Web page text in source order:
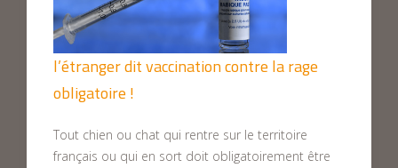
l’étranger dit vaccination contre la rage
obligatoire !
Tout chien ou chat qui rentre sur le territoire
français ou qui en sort doit obligatoirement être